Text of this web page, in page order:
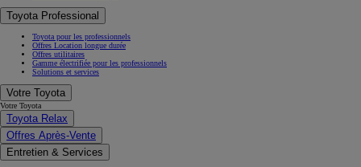
Toyota Professional
Toyota pour les professionnels
Offres Location longue durée
Offres utilitaires
Gamme électrifiée pour les professionnels
Solutions et services
Votre Toyota
Votre Toyota
Toyota Relax
Offres Après-Vente
Entretien & Services